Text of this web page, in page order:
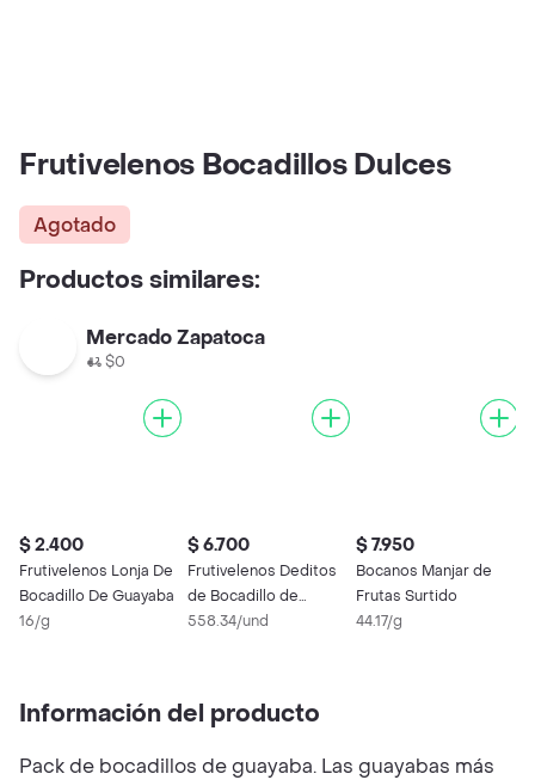
Frutivelenos Bocadillos Dulces
Agotado
Productos similares:
Mercado Zapatoca
$0
$ 2.400
Frutivelenos Lonja De
Bocadillo De Guayaba
16/g
$ 6.700
Frutivelenos Deditos
de Bocadillo de
Guayaba
558.34/und
$ 7.950
Bocanos Manjar de
Frutas Surtido
44.17/g
Información del producto
Pack de bocadillos de guayaba. Las guayabas más